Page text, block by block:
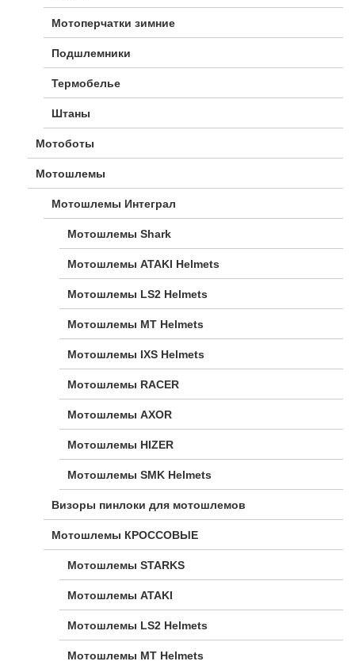
Мотоперчатки зимние
Подшлемники
Термобелье
Штаны
Мотоботы
Мотошлемы
Мотошлемы Интеграл
Мотошлемы Shark
Мотошлемы ATAKI Helmets
Мотошлемы LS2 Helmets
Мотошлемы MT Helmets
Мотошлемы IXS Helmets
Мотошлемы RACER
Мотошлемы AXOR
Мотошлемы HIZER
Мотошлемы SMK Helmets
Визоры пинлоки для мотошлемов
Мотошлемы КРОССОВЫЕ
Мотошлемы STARKS
Мотошлемы ATAKI
Мотошлемы LS2 Helmets
Мотошлемы MT Helmets